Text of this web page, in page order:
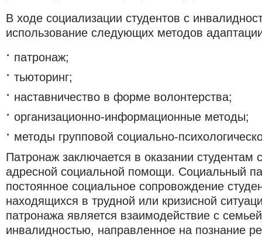
В ходе социализации студентов с
использование следующих методов
патронаж;
тьюторинг;
наставничество в форме волонтерства;
организационно-информационные методы;
методы групповой социально-
Патронаж заключается в оказании студентам
адресной социальной помощи. Социальный
постоянное социальное сопровождение
находящихся в трудной или кризисной
патронажа является взаимодействие с
инвалидностью, направленное на познание